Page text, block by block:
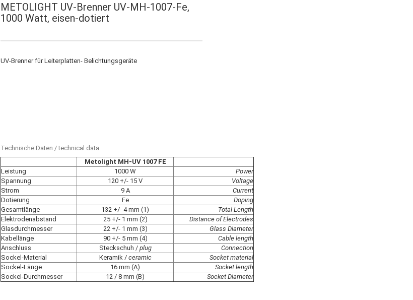
METOLIGHT UV-Brenner UV-MH-1007-Fe,
1000 Watt, eisen-dotiert
UV-Brenner für Leiterplatten- Belichtungsgeräte
Technische Daten / technical data
Metolight MH-UV 1007 FE
Leistung
1000 W
Power
Spannung
120 +/- 15 V
Voltage
Strom
9 A
Current
Dotierung
Fe
Doping
Gesamtlänge
132 +/- 4 mm (1)
Total Length
Elektrodenabstand
25 +/- 1 mm (2)
Distance of Electrodes
Glasdurchmesser
22 +/- 1 mm (3)
Glass Diameter
Kabellänge
90 +/- 5 mm (4)
Cable length
Anschluss
Steckschuh / plug
Connection
Sockel-Material
Keramik / ceramic
Socket material
Sockel-Länge
16 mm (A)
Socket length
Sockel-Durchmesser
12 / 8 mm (B) Socket Diameter